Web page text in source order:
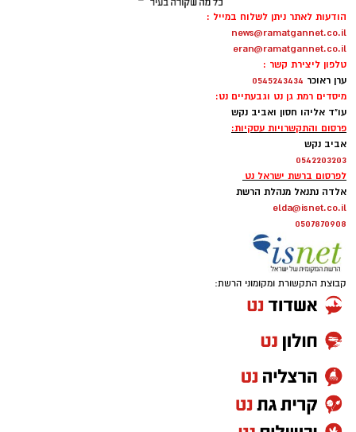
מיסדים רמת גן נט וגבעתיים נט:
עו"ד אליהו חסון ואביב נקש
פרסום והתקשרויות עסקיות:
אביב נקש
0542203203
לפרסום ברשת ישראל נט
אלדה נתנאל מנהלת הרשת
elda@isnet.co.il
0507870908
קבוצת התקשורת ומקומוני הרשת: